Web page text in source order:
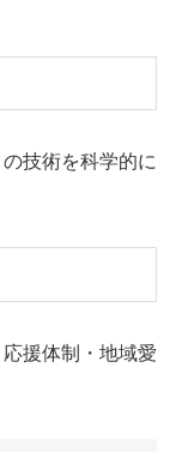
技術を科学的に
援体制・地域愛